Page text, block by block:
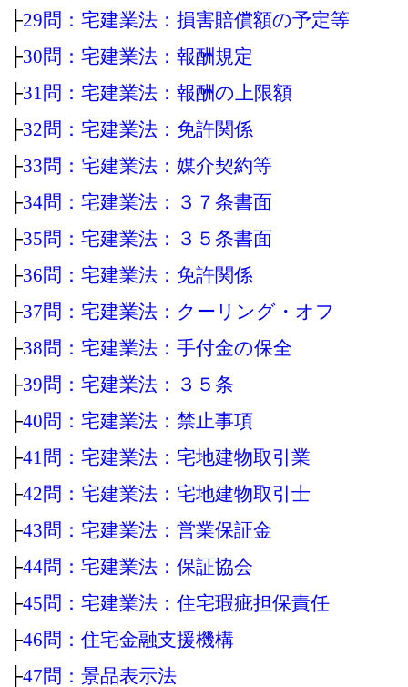
├29問：宅建業法：損害賠償額の予定等
├30問：宅建業法：報酬規定
├31問：宅建業法：報酬の上限額
├32問：宅建業法：免許関係
├33問：宅建業法：媒介契約等
├34問：宅建業法：３７条書面
├35問：宅建業法：３５条書面
├36問：宅建業法：免許関係
├37問：宅建業法：クーリング・オフ
├38問：宅建業法：手付金の保全
├39問：宅建業法：３５条
├40問：宅建業法：禁止事項
├41問：宅建業法：宅地建物取引業
├42問：宅建業法：宅地建物取引士
├43問：宅建業法：営業保証金
├44問：宅建業法：保証協会
├45問：宅建業法：住宅瑕疵担保責任
├46問：住宅金融支援機構
├47問：景品表示法